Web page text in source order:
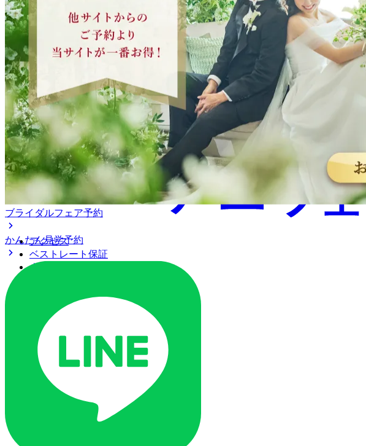
アクセス
ベストレート保証
よくあるご質問
ご予約・お問い合わせ
ブライダルフェア
ブライダルフェア一覧
ブライダルフェアの基礎知識
ブライダルフェア予約
かんたん見学予約